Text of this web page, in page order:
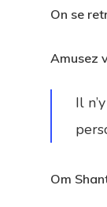
On se
Amusez
Il
Om